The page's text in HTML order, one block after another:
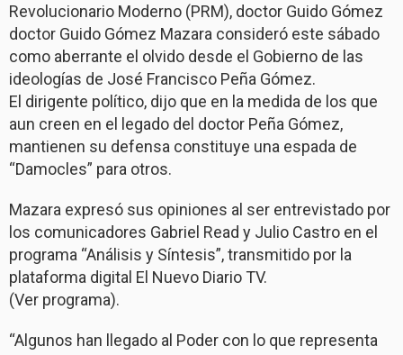
Revolucionario Moderno (PRM), doctor Guido Gómez
doctor Guido Gómez Mazara consideró este sábado
como aberrante el olvido desde el Gobierno de las
ideologías de José Francisco Peña Gómez.
El dirigente político, dijo que en la medida de los que
aun creen en el legado del doctor Peña Gómez,
mantienen su defensa constituye una espada de
“Damocles” para otros.
Mazara expresó sus opiniones al ser entrevistado por
los comunicadores Gabriel Read y Julio Castro en el
programa “Análisis y Síntesis”, transmitido por la
plataforma digital El Nuevo Diario TV.
(Ver programa).
“Algunos han llegado al Poder con lo que representa